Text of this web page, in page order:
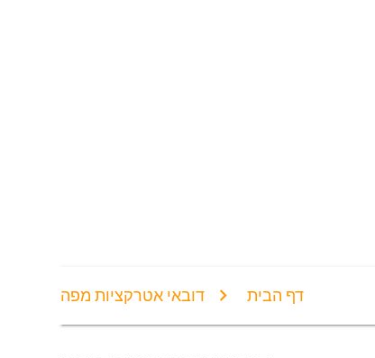
דף הבית דובאי אטרקציות מפה